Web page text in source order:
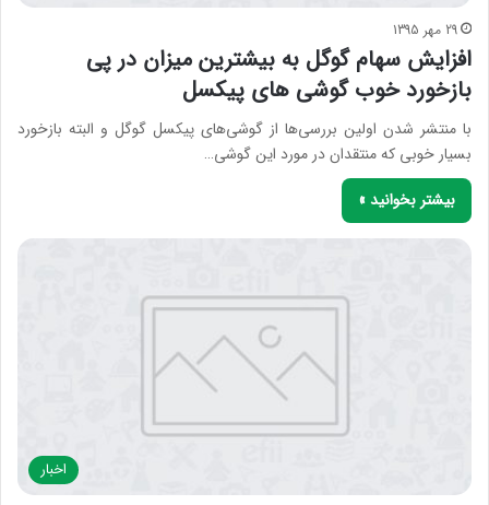
29 مهر 1395
افزایش سهام گوگل به بیشترین میزان در پی
بازخورد خوب گوشی‌ های پیکسل
با منتشر شدن اولین بررسی‌ها از گوشی‌های پیکسل گوگل و البته بازخورد
بسیار خوبی که منتقدان در مورد این گوشی…
بیشتر بخوانید »
اخبار